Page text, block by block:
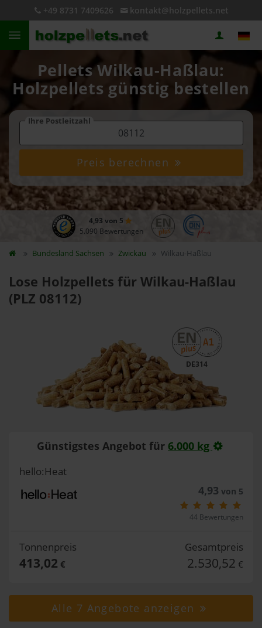
+49 8731 7409626 kontakt@holzpellets.net
Pellets Wilkau-Haßlau:
Holzpellets günstig bestellen
Ihre Postleitzahl
Preis berechnen
4,93 von 5
5.090 Bewertungen
Bundesland Sachsen Zwickau Wilkau-Haßlau
Lose Holzpellets für Wilkau-Haßlau
(PLZ 08112)
DE314
Günstigstes Angebot für 6.000 kg
hello:Heat
4,93 von 5
44 Bewertungen
Tonnenpreis
413,02 €
Gesamtpreis
2.530,52 €
Alle 7 Angebote anzeigen